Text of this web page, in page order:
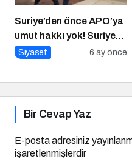
Suriye’den önce APO’ya
umut hakkı yok! Suriye
düzelmeden APO’ya
Siyaset 6 ay önce
Bir Cevap Yaz
E-posta adresiniz
işaretlenmişlerdir